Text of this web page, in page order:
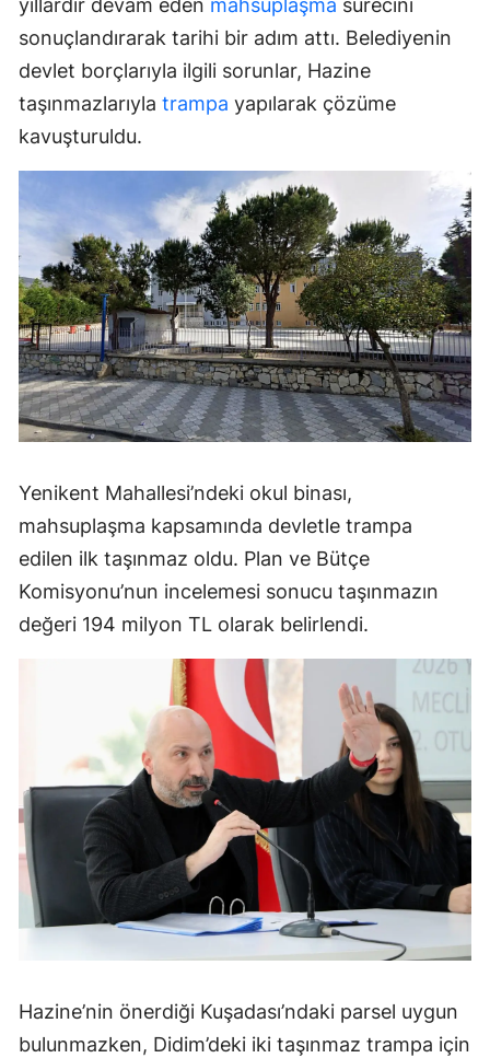
sonuçlandırarak tarihi bir adım attı. Belediyenin
devlet borçlarıyla ilgili sorunlar, Hazine
taşınmazlarıyla trampa yapılarak çözüme
kavuşturuldu.
Yenikent Mahallesi’ndeki okul binası,
mahsuplaşma kapsamında devletle trampa
edilen ilk taşınmaz oldu. Plan ve Bütçe
Komisyonu’nun incelemesi sonucu taşınmazın
değeri 194 milyon TL olarak belirlendi.
Hazine’nin önerdiği Kuşadası’ndaki parsel uygun
bulunmazken, Didim’deki iki taşınmaz trampa için